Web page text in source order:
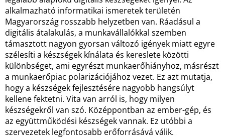
alkalmazható informatikai ismeretek területén
Magyarország rosszabb helyzetben van. Ráadásul a
digitális átalakulás, a munkavállalókkal szemben
támasztott nagyon gyorsan változó igények miatt egyre
szélesíti a készségek kínálata és kereslete közötti
különbséget, ami egyrészt munkaerőhiányhoz, másrészt
a munkaerőpiac polarizációjához vezet. Ez azt mutatja,
hogy a készségek fejlesztésére nagyobb hangsúlyt
kellene fektetni. Vita van arról is, hogy milyen
készségekről van szó. Középpontban az ember-gép, és
az együttműködési készségek vannak. Ez utóbbi a
szervezetek legfontosabb erőforrásává válik.